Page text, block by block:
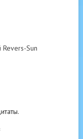
Sun